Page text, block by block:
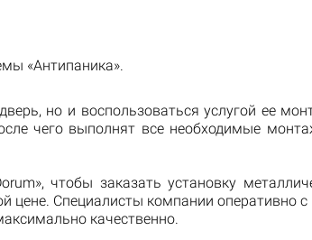
«Антипаника».
но и воспользоваться услугой ее
чего выполнят все необходимые
чтобы заказать установку
цене. Специалисты компании оперативно
качественно.